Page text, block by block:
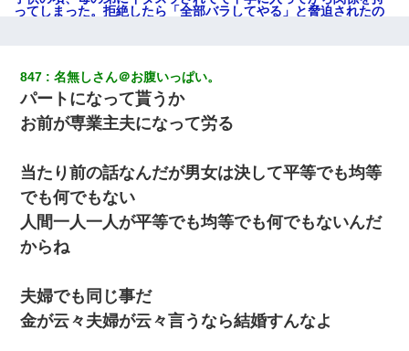
ってしまった。拒絶したら「全部バラしてやる」と脅迫されたの
【驚愕】私「今まで育てた分のお金返してね(冗談)」息子「はい、
3000万円」→数年後。私「妹が病気になったから援助して欲し
い」→
妻と同居し始めたときから、よく妻が「どこかで音漏れしてな
い？音楽聞こえる」と言っていて…
旦那が長男のDNA鑑定をしたら血縁関係0%だった。旦那「やっぱ
847 名無しさん＠お腹いっぱい。
パートになって貰うか
お前が専業主夫になって労る
当たり前の話なんだが男女は決して平等でも均等
でも何でもない
人間一人一人が平等でも均等でも何でもないんだ
からね
夫婦でも同じ事だ
金が云々夫婦が云々言うなら結婚すんなよ